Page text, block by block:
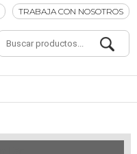
TRABAJA CON NOSOTROS